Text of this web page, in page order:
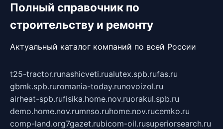
Полный справочник по
строительству и ремонту
Актуальный каталог компаний по всей России
t25-tractor.runashicveti.rualutex.spb.rufas.ru
gbmk.spb.ruromania-today.runovoizol.ru
airheat-spb.rufisika.home.nov.ruorakul.spb.ru
demo.home.nov.rumnso.ruhome.nov.rucemko.ru
comp-land.org7gazet.rubicom-oil.rusuperiorsearch.ru